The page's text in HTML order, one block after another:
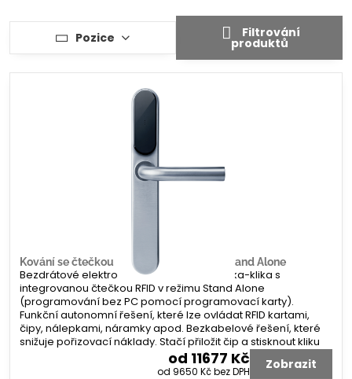
Pozice Filtrování
produktů
Kování se čtečkou RFID Smartair i-MAX Stand Alone
Bezdrátové elektronické štítové kování klika-klika s
integrovanou čtečkou RFID v režimu Stand Alone
(programování bez PC pomocí programovací karty).
Funkční autonomní řešení, které lze ovládat RFID kartami,
čipy, nálepkami, náramky apod. Bezkabelové řešení, které
snižuje pořizovací náklady. Stačí přiložit čip a stisknout kliku
od 11677 Kč
od 9650 Kčbez DPH Zobrazit